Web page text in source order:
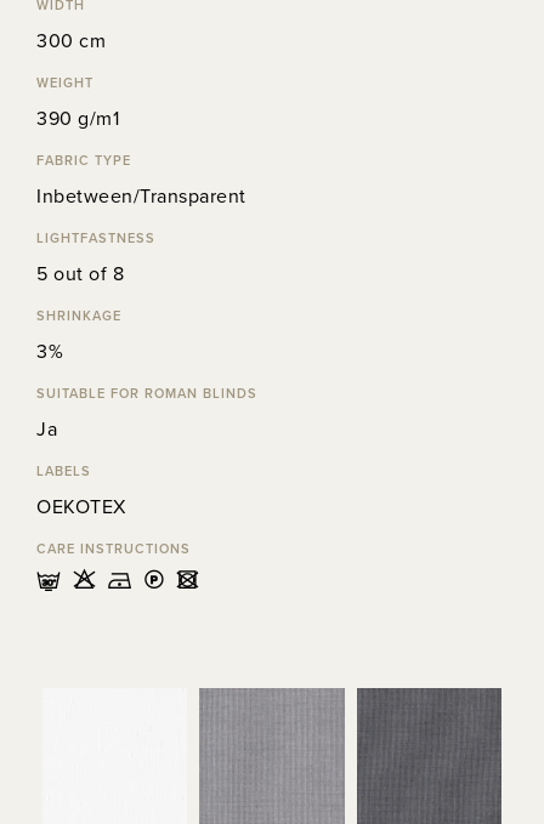
WIDTH
300 cm
WEIGHT
390 g/m1
FABRIC TYPE
Inbetween/Transparent
LIGHTFASTNESS
5 out of 8
SHRINKAGE
3%
SUITABLE FOR ROMAN BLINDS
Ja
LABELS
OEKOTEX
CARE INSTRUCTIONS
mHDLU